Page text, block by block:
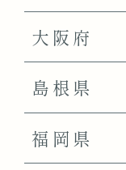
大阪府
島根県
福岡県